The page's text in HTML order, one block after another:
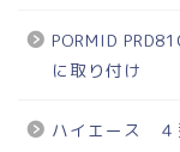
PORMID
に取り付け
ハイエース ４